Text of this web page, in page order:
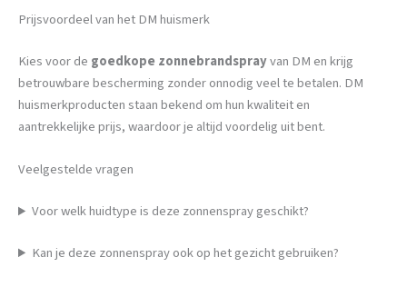
Prijsvoordeel van het DM huismerk
Kies voor de goedkope zonnebrandsprayvan DM en krijg
betrouwbare bescherming zonder onnodig veel te betalen. DM
huismerkproducten staan bekend om hun kwaliteit en
aantrekkelijke prijs, waardoor je altijd voordelig uit bent.
Veelgestelde vragen
Voor welk huidtype is deze zonnenspray geschikt?
Kan je deze zonnenspray ook op het gezicht gebruiken?